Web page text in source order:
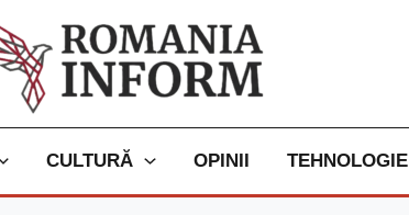
CULTURĂ OPINII TEHNOLOGIE